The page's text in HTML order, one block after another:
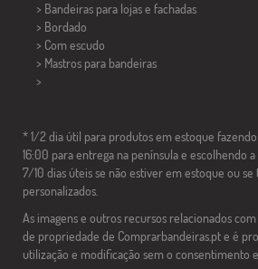
> Bandeiras para lojas e fachadas
> Bordado
> Com escudo
> Mastros para bandeiras
>
* 1/2 dia útil para produtos em estoque
16:00 para entrega na península e escolhendo
7/10 dias úteis se não estiver em estoque ou
personalizados.
As imagens e outros recursos relacionados com
de propriedade de Comprarbandeiras.pt e é
utilização e modificação sem o consentimento